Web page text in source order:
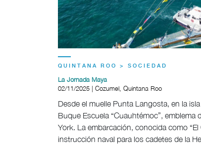
QUINTANA ROO > SOCIEDAD
La Jornada Maya
02/11/2025 | Cozumel, Quintana Roo
Desde el muelle Punta Langosta, en la
Buque Escuela “Cuauhtémoc”,
York. La embarcación, conocida como
instrucción naval para los cadetes de la